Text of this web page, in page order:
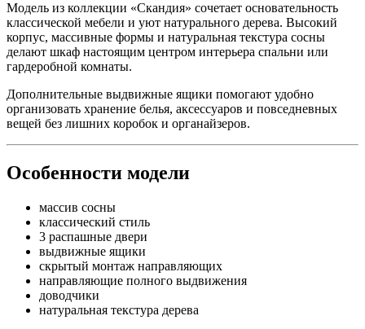
Модель из коллекции «Скандия» сочетает основательность
классической мебели и уют натурального дерева. Высокий
корпус, массивные формы и натуральная текстура сосны
делают шкаф настоящим центром интерьера спальни или
гардеробной комнаты.
Дополнительные выдвижные ящики помогают удобно
организовать хранение белья, аксессуаров и повседневных
вещей без лишних коробок и органайзеров.
Особенности модели
массив сосны
классический стиль
3 распашные двери
выдвижные ящики
скрытый монтаж направляющих
направляющие полного выдвижения
доводчики
натуральная текстура дерева